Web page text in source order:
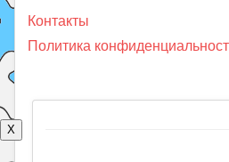
Контакты
Политика
X